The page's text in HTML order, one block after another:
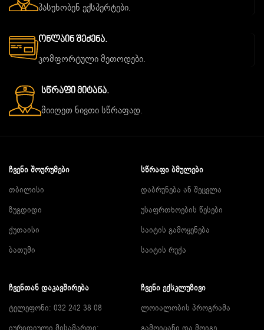
პასუხობენ ექსპერტები.
Ონლაინ Შეძენა.
კომფორტული მეთოდები.
Სწრაფი Მიტანა.
მიიღეთ ნივთი სწრაფად.
ᲩᲕᲔᲜᲘ ᲨᲝᲣᲠᲣᲛᲔᲑᲘ
თბილისი
ზუგდიდი
ქუთაისი
ბათუმი
ᲡᲬᲠᲐᲤᲘ ᲑᲛᲣᲚᲔᲑᲘ
დაბრუნება ან შეცვლა
უსაფრთხოების წესები
საიტის გამოყენება
საიტის რუქა
ᲩᲕᲔᲜᲗᲐᲜ ᲓᲐᲙᲐᲕᲨᲘᲠᲔᲑᲐ
ტელეფონი: 032 242 38 08
იურიდიული მისამართი:
ᲩᲕᲔᲜᲘ ᲔᲥᲡᲙᲚᲣᲖᲘᲕᲘ
ლოიალობის პროგრამა
გამოიცანი და მოიგე